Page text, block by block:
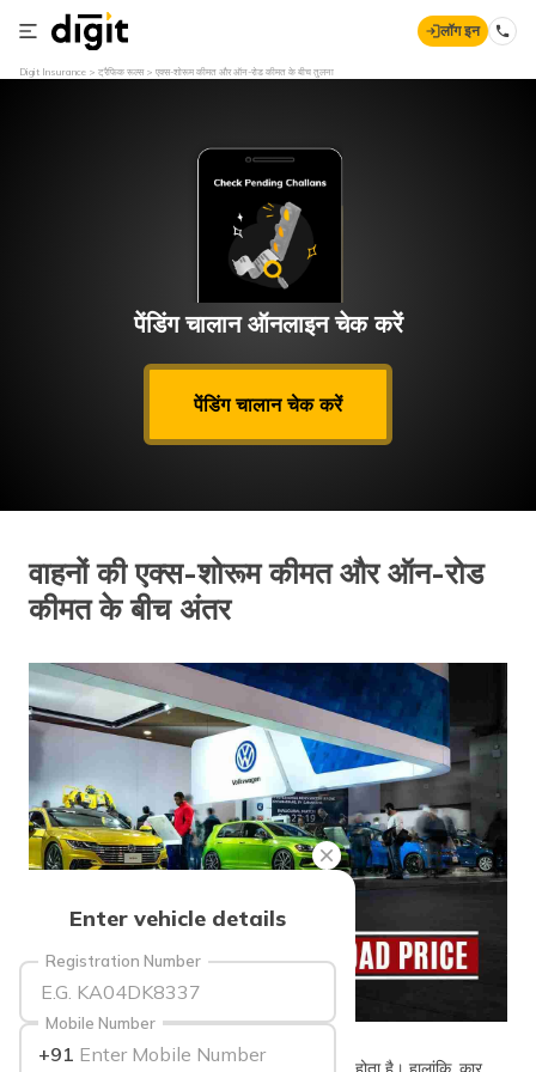
लॉग इन
Digit Insurance ट्रैफिक रूल्स एक्स-शोरूम कीमत और ऑन-रोड कीमत के बीच तुलना
पेंडिंग चालान ऑनलाइन चेक करें
पेंडिंग चालान चेक करें
Enter vehicle details
Registration Number
Mobile Number
+91
वाहनों की एक्स-शोरूम कीमत और ऑन-रोड
कीमत के बीच अंतर
Source: moneymint